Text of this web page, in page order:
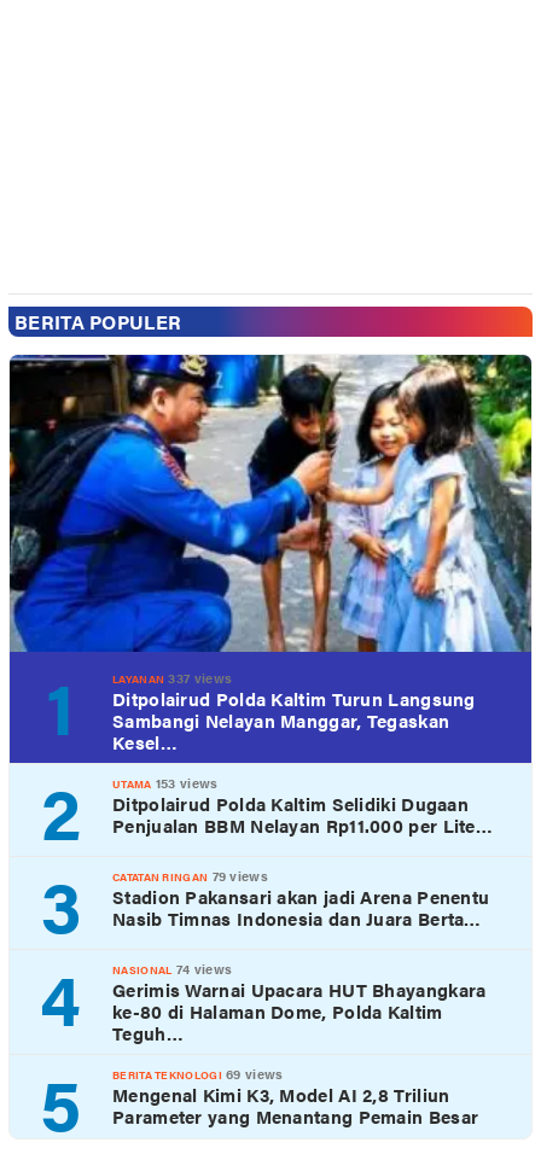
BERITA POPULER
1 LAYANAN 337 views
Ditpolairud Polda Kaltim Turun Langsung
Sambangi Nelayan Manggar, Tegaskan
Kesel…
2 UTAMA 153 views
Ditpolairud Polda Kaltim Selidiki Dugaan
Penjualan BBM Nelayan Rp11.000 per Lite…
3 CATATAN RINGAN 79 views
Stadion Pakansari akan jadi Arena Penentu
Nasib Timnas Indonesia dan Juara Berta…
4 NASIONAL 74 views
Gerimis Warnai Upacara HUT Bhayangkara
ke-80 di Halaman Dome, Polda Kaltim
Teguh…
5 BERITA TEKNOLOGI 69 views
Mengenal Kimi K3, Model AI 2,8 Triliun
Parameter yang Menantang Pemain Besar